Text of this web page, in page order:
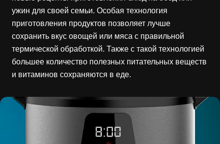
ужин для своей семьи. Особая технология
приготовления продуктов позволяет лучше
сохранить вкус овощей или мяса с правильной
термической обработкой. Также с такой технологией
большее количество полезных питательных веществ
и витаминов сохраняются в еде.